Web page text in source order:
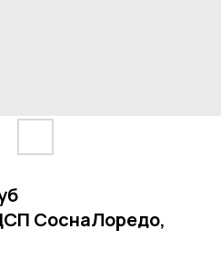
СоснаЛоредо,